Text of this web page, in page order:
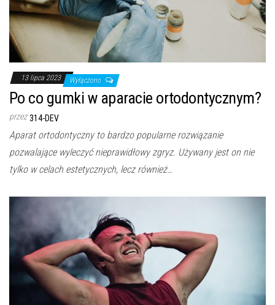
13 lipca 2023 Wyłączono
Po co gumki w aparacie ortodontycznym?
przez 314-DEV
Aparat ortodontyczny to bardzo popularne rozwiązanie
pozwalające wyleczyć nieprawidłowy zgryz. Używany jest on nie
tylko w celach estetycznych, lecz również…